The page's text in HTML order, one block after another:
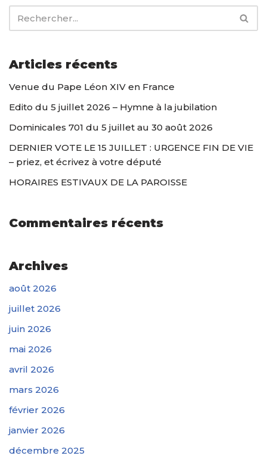
Articles récents
Venue du Pape Léon XIV en France
Edito du 5 juillet 2026 – Hymne à la jubilation
Dominicales 701 du 5 juillet au 30 août 2026
DERNIER VOTE LE 15 JUILLET : URGENCE FIN DE VIE
– priez, et écrivez à votre député
HORAIRES ESTIVAUX DE LA PAROISSE
Commentaires récents
Archives
août 2026
juillet 2026
juin 2026
mai 2026
avril 2026
mars 2026
février 2026
janvier 2026
décembre 2025